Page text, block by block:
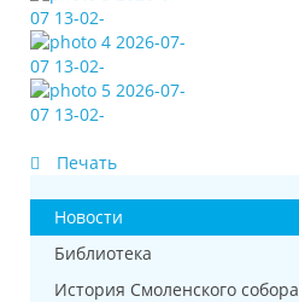
Печать
Новости
Библиотека
История Смоленского собора